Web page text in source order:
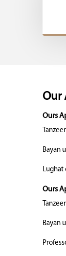
Our
Ours
Bayan
Lughat
Ours
Bayan